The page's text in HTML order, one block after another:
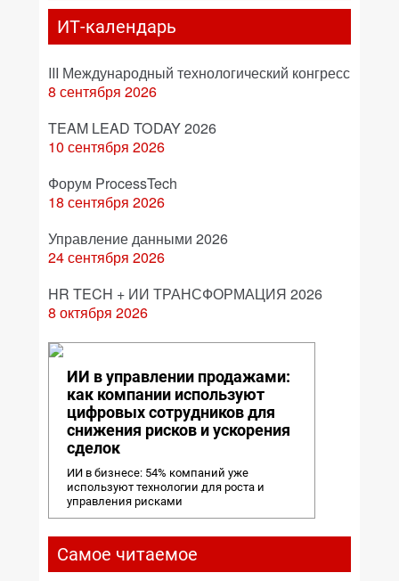
ИТ-календарь
III Международный технологический конгресс
8 сентября 2026
TEAM LEAD TODAY 2026
10 сентября 2026
Форум ProcessTech
18 сентября 2026
Управление данными 2026
24 сентября 2026
HR TECH + ИИ ТРАНСФОРМАЦИЯ 2026
8 октября 2026
ИИ в управлении продажами:
как компании используют
цифровых сотрудников для
снижения рисков и ускорения
сделок
ИИ в бизнесе: 54% компаний уже
используют технологии для роста и
управления рисками
Самое читаемое